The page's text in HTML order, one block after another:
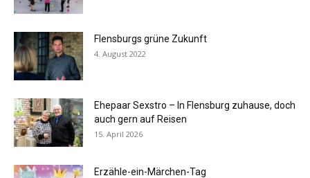
Flensburgs grüne Zukunft
4. August 2022
Ehepaar Sexstro – In Flensburg zuhause, doch
auch gern auf Reisen
15. April 2026
Erzähle-ein-Märchen-Tag